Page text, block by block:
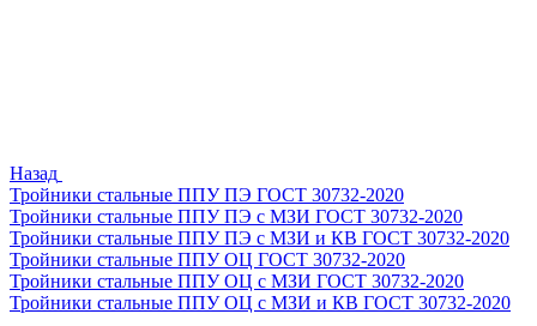
Назад
Тройники стальные ППУ ПЭ ГОСТ 30732-2020
Тройники стальные ППУ ПЭ с МЗИ ГОСТ 30732-2020
Тройники стальные ППУ ПЭ с МЗИ и КВ ГОСТ 30732-2020
Тройники стальные ППУ ОЦ ГОСТ 30732-2020
Тройники стальные ППУ ОЦ с МЗИ ГОСТ 30732-2020
Тройники стальные ППУ ОЦ с МЗИ и КВ ГОСТ 30732-2020